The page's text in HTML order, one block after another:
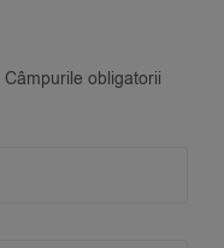
Câmpurile obligatorii